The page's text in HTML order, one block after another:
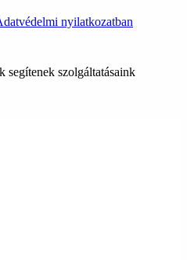
nyilatkozatban
segítenek szolgáltatásaink